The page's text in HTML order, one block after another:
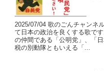
2025/07/04 歌のごんチャンネ
て日本の政治を良くする歌で
の仲間である「公明党」、「
税の別動隊ともいえる「...